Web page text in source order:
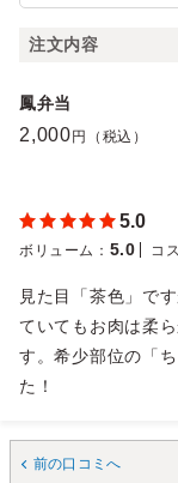
注文内容
鳳弁当
2,000 円（税込）
5.0
ボリューム ： 5.0 コ
見た目「茶色」で
ていてもお肉は柔
す。希少部位の「
た！
前の口コミへ